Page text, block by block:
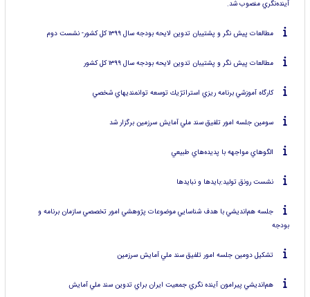
آينده‌نگري منصوب شد.
مطالعات پيش نگر و پشتيبان تدوين لايحه بودجه سال ۱۳۹۹ كل كشور- نشست دوم
مطالعات پيش نگر و پشتيبان تدوين لايحه بودجه سال ۱۳۹۹ كل كشور
كارگاه آموزشي برنامه ريزي استراتژيك توسعه توانمنديهاي شخصي
سومين جلسه امور تلفيق سند ملي آمايش سرزمين برگزار شد
الگوهاي مواجهه با پديده‌هاي طبيعي
نشست رونق توليد:بايدها و نبايدها
جلسه هم‌انديشي با هدف شناسايي موضوعات پژوهشي امور تخصصي سازمان برنامه و
بودجه
تشكيل دومين جلسه امور تلفيق سند ملي آمايش سرزمين
هم‌انديشي پيرامون آينده نگري جمعيت ايران براي تدوين سند ملي آمايش